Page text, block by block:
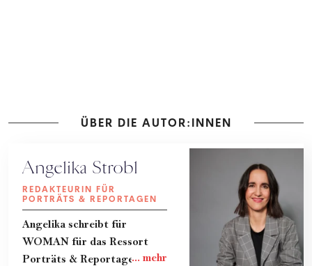
ÜBER DIE AUTOR:INNEN
Angelika Strobl
REDAKTEURIN FÜR
PORTRÄTS & REPORTAGEN
Angelika schreibt für
WOMAN für das Ressort
Porträts & Reportagen.